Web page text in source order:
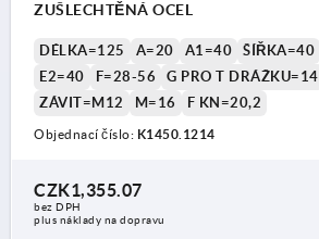
ZUŠLECHTĚNÁ OCEL
DÉLKA=125 A=20 A1=40 ŠÍŘKA=40
E2=40
F=28-56 G PRO T DRÁŽKU=14
ZÁVIT=M12
M=16 F KN=20,2
Objednací číslo: K1450.1214
CZK1,355.07
bez DPH
plus náklady na dopravu